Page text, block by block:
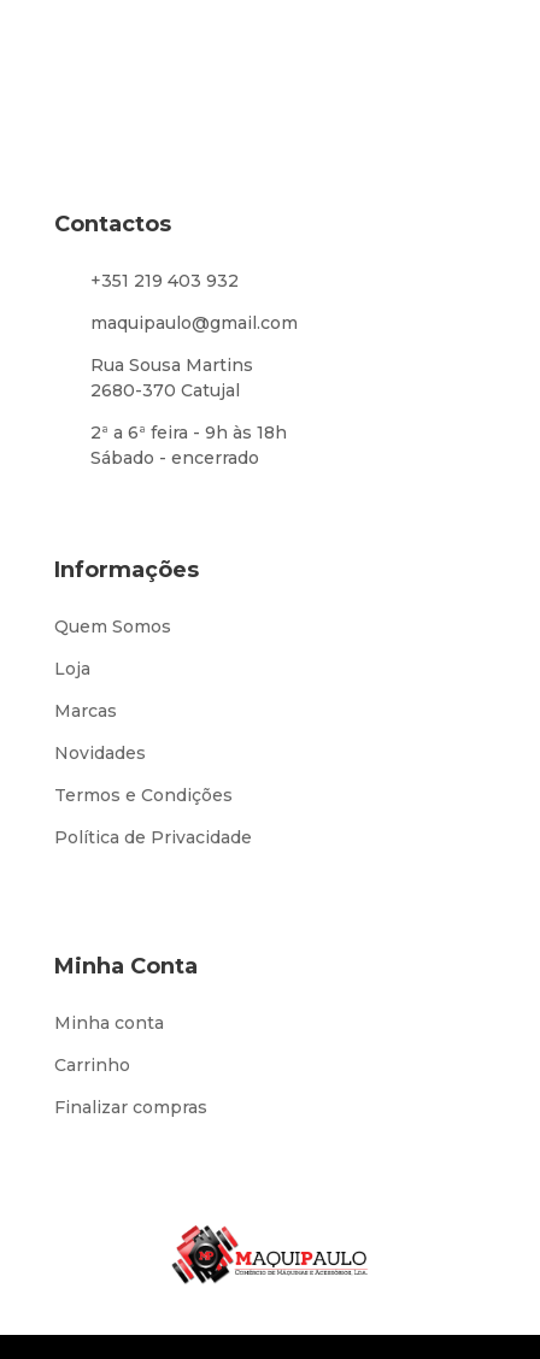
Contactos
+351 219 403 932
maquipaulo@gmail.com
Rua Sousa Martins
2680-370 Catujal
2ª a 6ª feira - 9h às 18h
Sábado - encerrado
Informações
Quem Somos
Loja
Marcas
Novidades
Termos e Condições
Política de Privacidade
Minha Conta
Minha conta
Carrinho
Finalizar compras